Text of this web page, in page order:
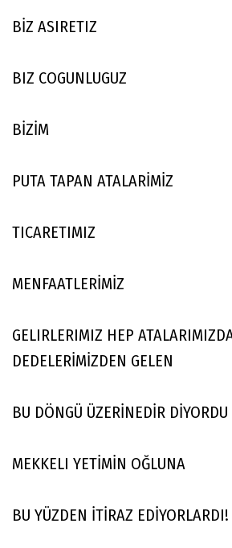
BİZ ASIRETIZ
BIZ COGUNLUGUZ
BİZİM
PUTA TAPAN ATALARİMİZ
TICARETIMIZ
MENFAATLERİMİZ
GELIRLERIMIZ HEP
DEDELERİMİZDEN GELEN
BU DÖNGÜ ÜZERİNEDİR DİYORDU
MEKKELI YETİMİN OĞLUNA
BU YÜZDEN İTİRAZ EDİYORLARDI!